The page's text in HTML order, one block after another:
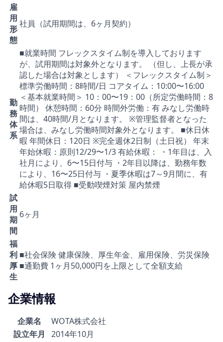
雇
用
形
態
社員（試用期間は、6ヶ月契約）
勤
務
体
系
■就業時間 フレックスタイム制を導入しております
が、試用期間は対象外となります。 （但し、上長が承
認した場合は対象とします） ＜フレックスタイム制＞
標準労働時間：8時間/日 コアタイム：10:00〜16:00
＜基本就業時間＞ 10：00〜19：00（所定労働時間：8
時間） 休憩時間：60分 時間外労働：有 みなし労働時
間は、40時間/月となります。 ※管理監督者となった
場合は、みなし労働時間対象外となります。 ■休日休
暇 年間休日：120日 ※完全週休2日制（土日祝） 年末
年始休暇：原則12/29〜1/3 有給休暇： ・1年目は、入
社月により、6〜15日付与 ・2年目以降は、勤務年数
により、16〜25日付与 ・夏季休暇は7～9月間に、有
給休暇5日取得 ■受動喫煙対策 屋内禁煙
試
用
期
間
6ヶ月
福
利
厚
生
■社会保険 健康保険、厚生年金、雇用保険、労災保険
■通勤費 1ヶ月50,000円を上限として全額支給
企業情報
企業名
WOTA株式会社
設立年月
2014年10月